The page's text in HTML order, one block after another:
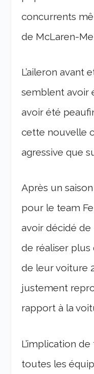
concurrents
de McLaren-
L’aileron avant
semblent avoir
avoir été
cette nouvelle
agressive que
Après un
pour le team
avoir décidé
de réaliser plus
de leur voiture
justement
rapport à la
L’implication
toutes les